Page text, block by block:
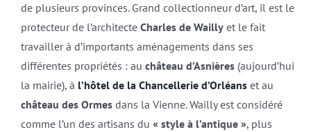
de plusieurs provinces. Grand collectionneur d’art, il est le
protecteur de l’architecte Charles de Waillyet le fait
travailler à d’importants aménagements dans ses
différentes propriétés : au château d’Asnières(aujourd’hui
la mairie), à l’hôtel de la Chancellerie d’Orléanset au
château des Ormesdans la Vienne. Wailly est considéré
comme l’un des artisans du « style à l’antique », plus